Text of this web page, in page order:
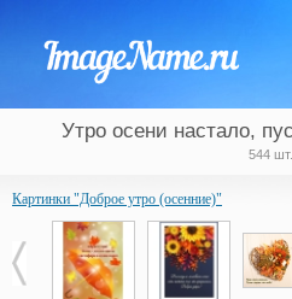
Утро осени настало,
544 шт.
Картинки "Доброе утро (осенние)"